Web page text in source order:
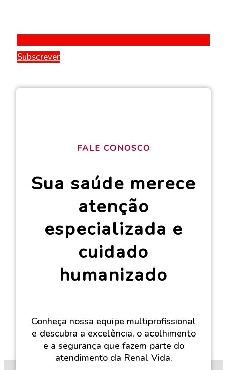
Subscrever
FALE CONOSCO
Sua saúde merece
atenção
especializada e
cuidado
humanizado
Conheça nossa equipe multiprofissional
e descubra a excelência, o acolhimento
e a segurança que fazem parte do
atendimento da Renal Vida.